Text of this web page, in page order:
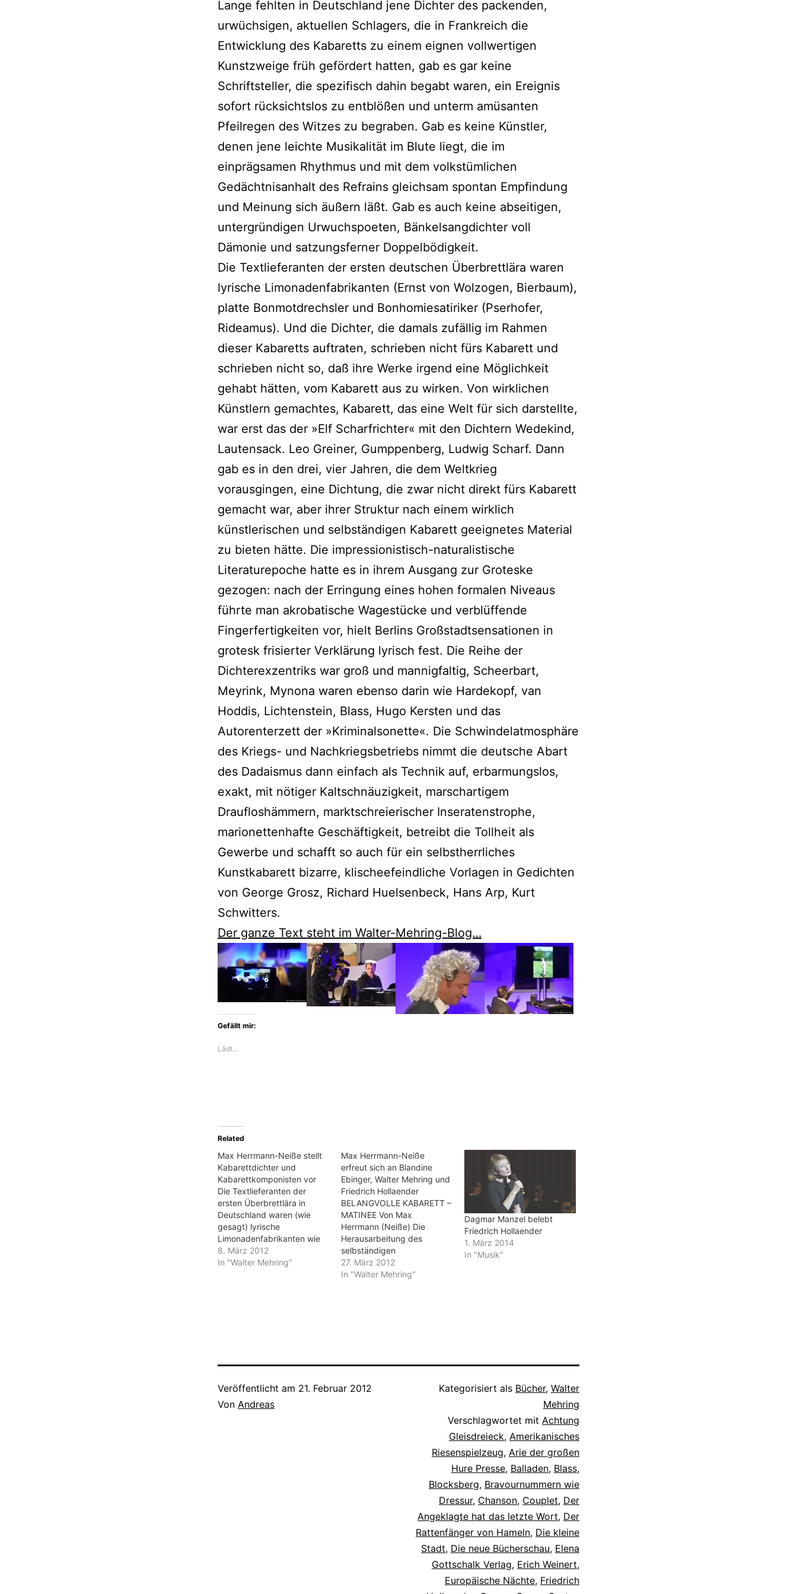
Lange fehlten in Deutschland jene Dichter des packenden,
urwüchsigen, aktuellen Schlagers, die in Frankreich die
Entwicklung des Kabaretts zu einem eignen vollwertigen
Kunstzweige früh gefördert hatten, gab es gar keine
Schriftsteller, die spezifisch dahin begabt waren, ein Ereignis
sofort rücksichtslos zu entblößen und unterm amüsanten
Pfeilregen des Witzes zu begraben. Gab es keine Künstler,
denen jene leichte Musikalität im Blute liegt, die im
einprägsamen Rhythmus und mit dem volkstümlichen
Gedächtnisanhalt des Refrains gleichsam spontan Empfindung
und Meinung sich äußern läßt. Gab es auch keine abseitigen,
untergründigen Urwuchspoeten, Bänkelsangdichter voll
Dämonie und satzungsferner Doppelbödigkeit.
Die Textlieferanten der ersten deutschen Überbrettlära waren
lyrische Limonadenfabrikanten (Ernst von Wolzogen, Bierbaum),
platte Bonmotdrechsler und Bonhomiesatiriker (Pserhofer,
Rideamus). Und die Dichter, die damals zufällig im Rahmen
dieser Kabaretts auftraten, schrieben nicht fürs Kabarett und
schrieben nicht so, daß ihre Werke irgend eine Möglichkeit
gehabt hätten, vom Kabarett aus zu wirken. Von wirklichen
Künstlern gemachtes, Kabarett, das eine Welt für sich darstellte,
war erst das der »Elf Scharfrichter« mit den Dichtern Wedekind,
Lautensack. Leo Greiner, Gumppenberg, Ludwig Scharf. Dann
gab es in den drei, vier Jahren, die dem Weltkrieg
vorausgingen, eine Dichtung, die zwar nicht direkt fürs Kabarett
gemacht war, aber ihrer Struktur nach einem wirklich
künstlerischen und selbständigen Kabarett geeignetes Material
zu bieten hätte. Die impressionistisch-naturalistische
Literaturepoche hatte es in ihrem Ausgang zur Groteske
gezogen: nach der Erringung eines hohen formalen Niveaus
führte man akrobatische Wagestücke und verblüffende
Fingerfertigkeiten vor, hielt Berlins Großstadtsensationen in
grotesk frisierter Verklärung lyrisch fest. Die Reihe der
Dichterexzentriks war groß und mannigfaltig, Scheerbart,
Meyrink, Mynona waren ebenso darin wie Hardekopf, van
Hoddis, Lichtenstein, Blass, Hugo Kersten und das
Autorenterzett der »Kriminalsonette«. Die Schwindelatmosphäre
des Kriegs- und Nachkriegsbetriebs nimmt die deutsche Abart
des Dadaismus dann einfach als Technik auf, erbarmungslos,
exakt, mit nötiger Kaltschnäuzigkeit, marschartigem
Draufloshämmern, marktschreierischer Inseratenstrophe,
marionettenhafte Geschäftigkeit, betreibt die Tollheit als
Gewerbe und schafft so auch für ein selbstherrliches
Kunstkabarett bizarre, klischeefeindliche Vorlagen in Gedichten
von George Grosz, Richard Huelsenbeck, Hans Arp, Kurt
Schwitters.
Der ganze Text steht im Walter-Mehring-Blog…
Gefällt mir:
Lädt…
Related
Max Herrmann-Neiße stellt
Kabarettdichter und
Kabarettkomponisten vor
Die Textlieferanten der
ersten Überbrettlära in
Deutschland waren (wie
gesagt) lyrische
Limonadenfabrikanten wie
Ernst von Wolzogen,
Bierbaum, platte
Liliencron, die Lasker-
8. März 2012
In "Walter Mehring"
Max Herrmann-Neiße
erfreut sich an Blandine
Ebinger, Walter Mehring und
Friedrich Hollaender
BELANGVOLLE KABARETT –
MATINEE Von Max
Herrmann (Neiße) Die
Herausarbeitung des
selbständigen
Kabarettstiles, das völlige
Ernstnehmen der
wenn die Rücksicht auf den
Trank gefallen ist, kann
27. März 2012
In "Walter Mehring"
Dagmar Manzel belebt
Friedrich Hollaender
1. März 2014
In "Musik"
Veröffentlicht am 21. Februar 2012
Von Andreas
Kategorisiert als Bücher, Walter
Mehring
Verschlagwortet mit Achtung
Gleisdreieck, Amerikanisches
Riesenspielzeug, Arie der großen
Hure Presse, Balladen, Blass,
Blocksberg, Bravournummern wie
Dressur, Chanson, Couplet, Der
Angeklagte hat das letzte Wort, Der
Rattenfänger von Hameln, Die kleine
Stadt, Die neue Bücherschau, Elena
Gottschalk Verlag, Erich Weinert,
Europäische Nächte, Friedrich